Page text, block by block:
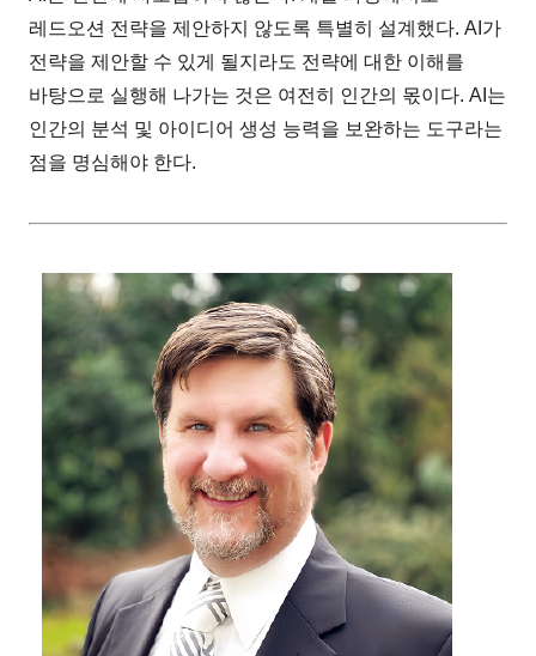
레드오션 전략을 제안하지 않도록 특별히 설계했다. AI가
전략을 제안할 수 있게 될지라도 전략에 대한 이해를
바탕으로 실행해 나가는 것은 여전히 인간의 몫이다. AI는
인간의 분석 및 아이디어 생성 능력을 보완하는 도구라는
점을 명심해야 한다.